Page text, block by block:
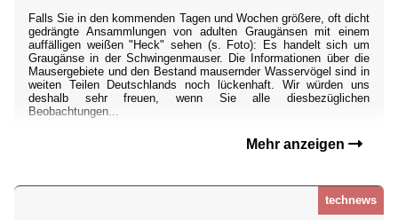
Falls Sie in den kommenden Tagen und Wochen größere, oft dicht
gedrängte Ansammlungen von adulten Graugänsen mit einem
auffälligen weißen "Heck" sehen (s. Foto): Es handelt sich um
Graugänse in der Schwingenmauser. Die Informationen über die
Mausergebiete und den Bestand mausernder Wasservögel sind in
weiten Teilen Deutschlands noch lückenhaft. Wir würden uns
deshalb sehr freuen, wenn Sie alle diesbezüglichen
Beobachtungen...
Mehr anzeigen
technews